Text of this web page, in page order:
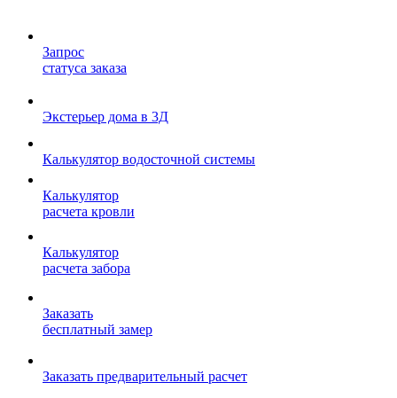
Запрос
статуса заказа
Экстерьер дома в 3Д
Калькулятор водосточной системы
Калькулятор
расчета кровли
Калькулятор
расчета забора
Заказать
бесплатный замер
Заказать предварительный расчет